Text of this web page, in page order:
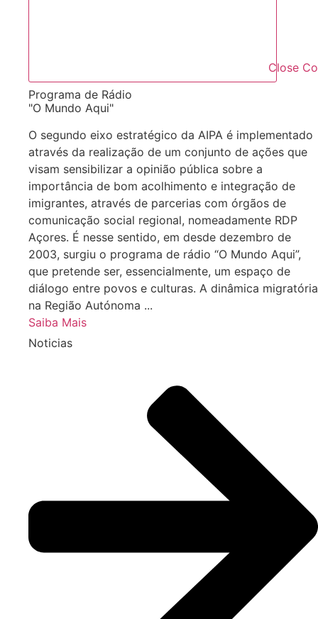
Close
Programa de Rádio
"O Mundo Aqui"
O segundo eixo estratégico da AIPA é implementado
através da realização de um conjunto de ações que
visam sensibilizar a opinião pública sobre a
importância de bom acolhimento e integração de
imigrantes, através de parcerias com órgãos de
comunicação social regional, nomeadamente RDP
Açores. É nesse sentido, em desde dezembro de
2003, surgiu o programa de rádio “O Mundo Aqui”,
que pretende ser, essencialmente, um espaço de
diálogo entre povos e culturas. A dinâmica migratória
na Região Autónoma ...
Saiba Mais
Noticias